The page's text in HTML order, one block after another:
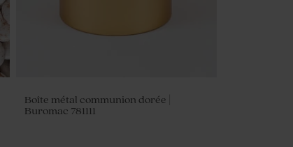
Boîte métal communion dorée |
Buromac 781111